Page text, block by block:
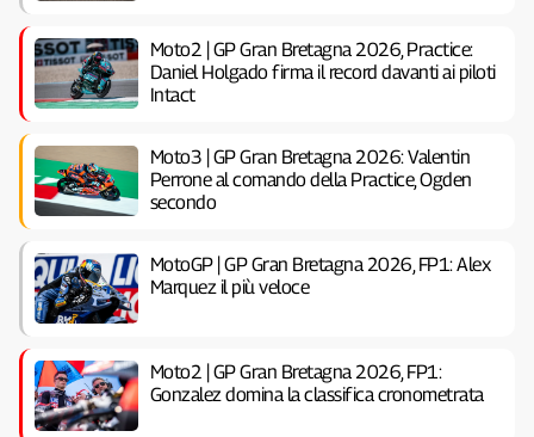
Moto2 | GP Gran Bretagna 2026, Practice:
Daniel Holgado firma il record davanti ai piloti
Intact
Moto3 | GP Gran Bretagna 2026: Valentin
Perrone al comando della Practice, Ogden
secondo
MotoGP | GP Gran Bretagna 2026, FP1: Alex
Marquez il più veloce
Moto2 | GP Gran Bretagna 2026, FP1:
Gonzalez domina la classifica cronometrata